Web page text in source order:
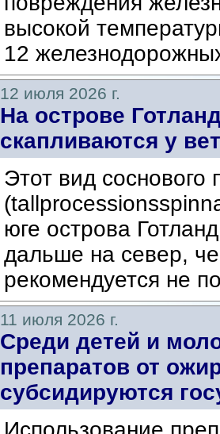
высокой
12
12 июля 2026 г.
На острове
скапливаются у
Этот вид соснового
юге острова
дальше на север,
рекомендуется не
11 июля 2026 г.
Среди детей и
препаратов от
субсидируются